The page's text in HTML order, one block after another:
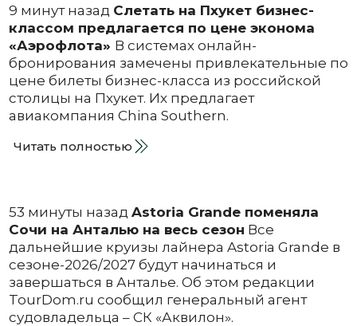
9 минут назад Слетать на Пхукет бизнес-
классом предлагается по цене эконома
«Аэрофлота» В системах онлайн-
бронирования замечены привлекательные по
цене билеты бизнес-класса из российской
столицы на Пхукет. Их предлагает
авиакомпания China Southern.
Читать полностью
53 минуты назад Astoria Grande поменяла
Сочи на Анталью на весь сезон Все
дальнейшие круизы лайнера Astoria Grande в
сезоне-2026/2027 будут начинаться и
завершаться в Анталье. Об этом редакции
TourDom.ru сообщил генеральный агент
судовладельца – СК «Аквилон».